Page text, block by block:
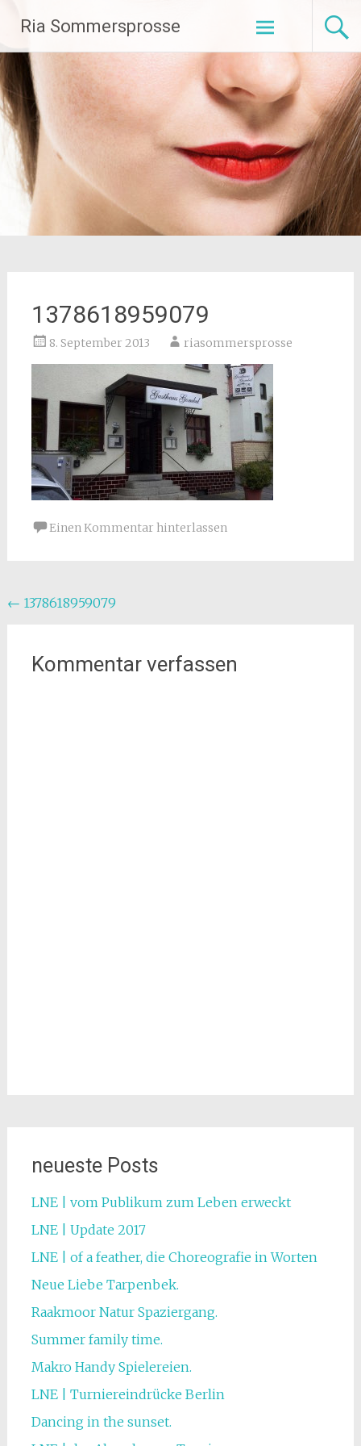
Inhalt
springen
Ria Sommersprosse
1378618959079
8. September 2013 riasommersprosse
Einen Kommentar hinterlassen
Beitragsnavigation
← 1378618959079
Kommentar verfassen
neueste Posts
LNE | vom Publikum zum Leben erweckt
LNE | Update 2017
LNE | of a feather, die Choreografie in Worten
Neue Liebe Tarpenbek.
Raakmoor Natur Spaziergang.
Summer family time.
Makro Handy Spielereien.
LNE | Turniereindrücke Berlin
Dancing in the sunset.